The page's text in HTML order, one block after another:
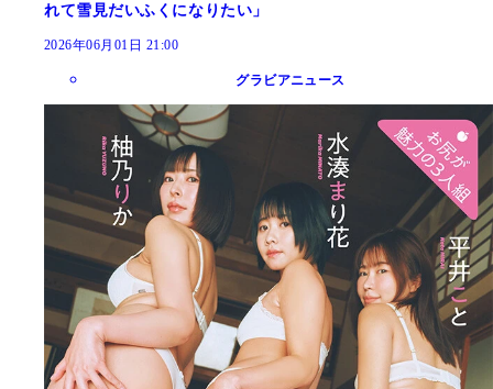
れて雪見だいふくになりたい」
2026年06月01日 21:00
グラビアニュース